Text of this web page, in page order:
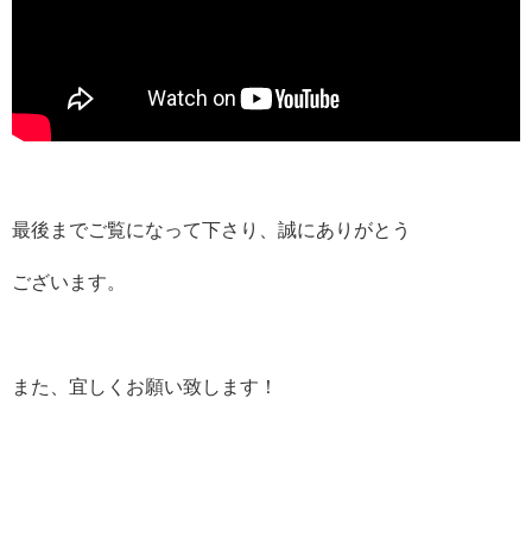
最後までご覧になって下さり、誠にありがとう
ございます。
また、宜しくお願い致します！